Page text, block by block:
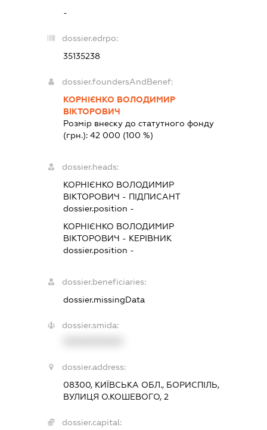
-
dossier.edrpo:
35135238
dossier.foundersAndBenef:
КОРНІЄНКО ВОЛОДИМИР
ВІКТОРОВИЧ
Розмір внеску до статутного фонду
(грн.):42 000 (100 %)
dossier.heads:
КОРНІЄНКО ВОЛОДИМИР
ВІКТОРОВИЧ - ПІДПИСАНТ
dossier.position -
КОРНІЄНКО ВОЛОДИМИР
ВІКТОРОВИЧ - КЕРІВНИК
dossier.position -
dossier.beneficiaries:
dossier.missingData
dossier.smida:
dossier.address:
08300, КИЇВСЬКА ОБЛ., БОРИСПІЛЬ,
ВУЛИЦЯ О.КОШЕВОГО, 2
dossier.capital: